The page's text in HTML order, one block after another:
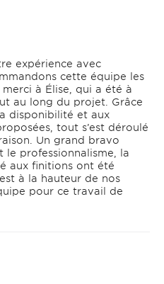
expérience avec
cette équipe les
à Élise, qui a été à
au long du projet. Grâce
disponibilité et aux
tout s’est déroulé
Un grand bravo
le professionnalisme, la
aux finitions ont été
à la hauteur de nos
pour ce travail de